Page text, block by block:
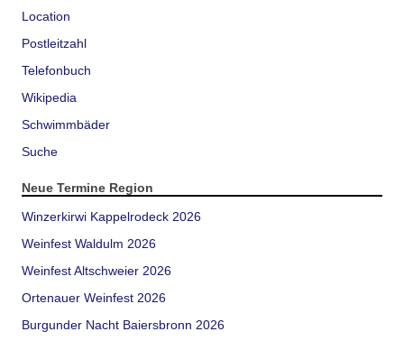
Location
Postleitzahl
Telefonbuch
Wikipedia
Schwimmbäder
Suche
Neue Termine Region
Winzerkirwi Kappelrodeck 2026
Weinfest Waldulm 2026
Weinfest Altschweier 2026
Ortenauer Weinfest 2026
Burgunder Nacht Baiersbronn 2026